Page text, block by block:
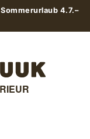
Sommerurlaub 4.7.–